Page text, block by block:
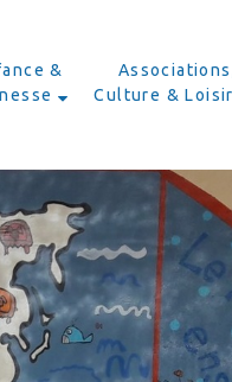
&
Culture &